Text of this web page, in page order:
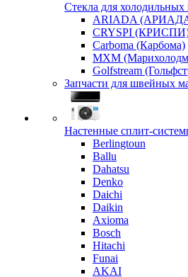
Стекла для холодильных
ARIADA
CRYSPI
Carboma (Карбома)
MXM
Golfstream
Запчасти для швейных
Настенные сплит-
Berlingtoun
Ballu
Dahatsu
Denko
Daichi
Daikin
Axioma
Bosch
Hitachi
Funai
AKAI